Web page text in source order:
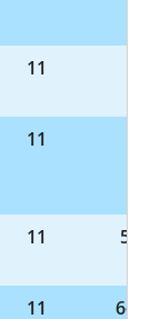
11
11
11 5-
11 6-